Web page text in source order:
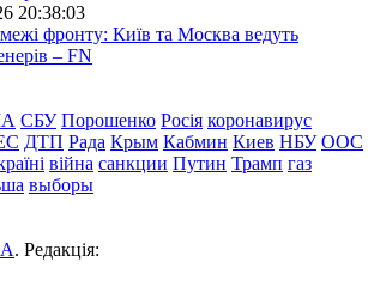
20:38:03
фронту: Київ та Москва ведуть
– FN
СБУ Порошенко Росія коронавирус
ДТП Рада Крым Кабмин Киев НБУ ООС
війна санкции Путин Трамп газ
выборы
. Редакція: